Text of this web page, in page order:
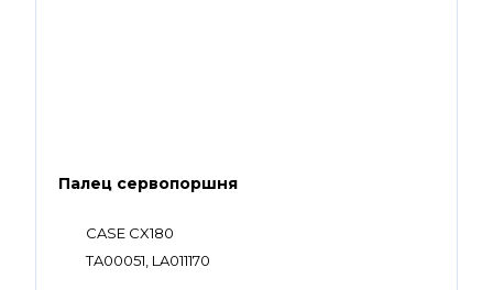
Палец сервопоршня
CASE CX180
TA00051, LA011170